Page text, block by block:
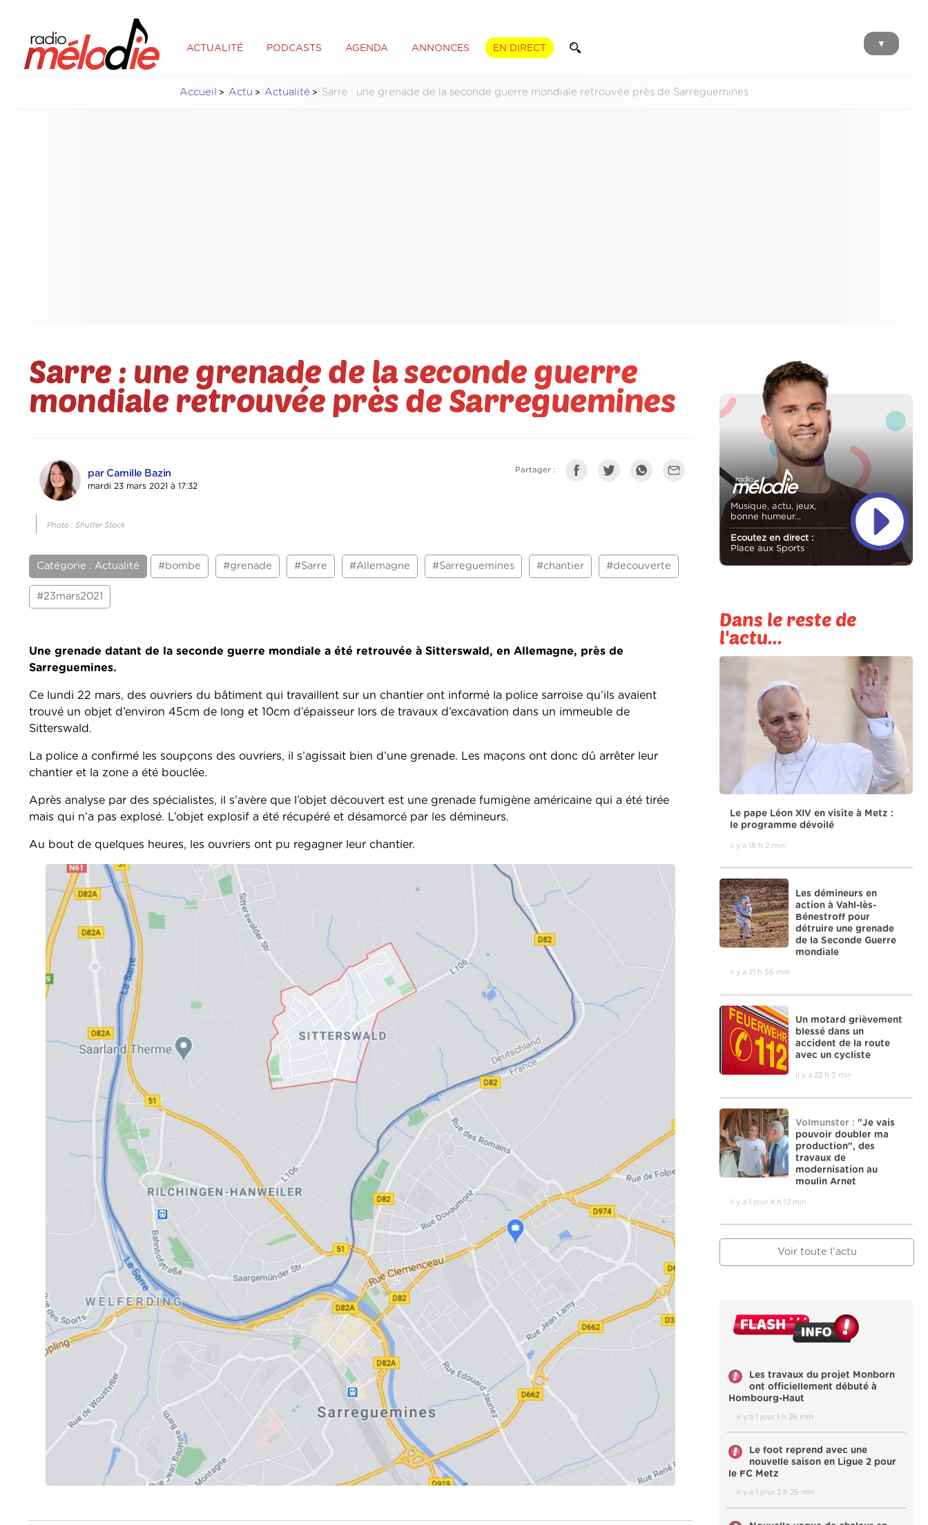
ACTUALITÉ PODCASTS AGENDA ANNONCES EN DIRECT ▼
Accueil Actu Actualité Sarre : une grenade de la seconde guerre mondiale retrouvée près de Sarreguemines
Sarre : une grenade de la seconde guerre
mondiale retrouvée près de Sarreguemines
par Camille Bazin
mardi 23 mars 2021 à 17:32
Partager :
Photo : Shutter Stock
Catégorie : Actualité #bombe #grenade #Sarre #Allemagne #Sarreguemines #chantier #decouverte
#23mars2021
Une grenade datant de la seconde guerre mondiale a été retrouvée à Sitterswald, en Allemagne, près de
Sarreguemines.
Ce lundi 22 mars, des ouvriers du bâtiment qui travaillent sur un chantier ont informé la police sarroise qu’ils avaient
trouvé un objet d’environ 45cm de long et 10cm d’épaisseur lors de travaux d’excavation dans un immeuble de
Sitterswald.
La police a confirmé les soupçons des ouvriers, il s’agissait bien d’une grenade. Les maçons ont donc dû arrêter leur
chantier et la zone a été bouclée.
Après analyse par des spécialistes, il s’avère que l’objet découvert est une grenade fumigène américaine qui a été tirée
mais qui n’a pas explosé. L’objet explosif a été récupéré et désamorcé par les démineurs.
Au bout de quelques heures, les ouvriers ont pu regagner leur chantier.
Musique, actu, jeux,
bonne humeur...
Ecoutez en direct :
Place aux Sports
Dans le reste de
l'actu...
Le pape Léon XIV en visite à Metz :
le programme dévoilé
il y a 18 h 2 min
Les démineurs en
action à Vahl-lès-
Bénestroff pour
détruire une grenade
de la Seconde Guerre
mondiale
il y a 21 h 56 min
Un motard grièvement
blessé dans un
accident de la route
avec un cycliste
il y a 22 h 3 min
Volmunster : "Je vais
pouvoir doubler ma
production", des
travaux de
modernisation au
moulin Arnet
il y a 1 jour 4 h 12 min
Voir toute l'actu
Les travaux du projet Monborn
ont officiellement débuté à
Hombourg-Haut
il y a 1 jour 1 h 26 min
Le foot reprend avec une
nouvelle saison en Ligue 2 pour
le FC Metz
il y a 1 jour 2 h 25 min